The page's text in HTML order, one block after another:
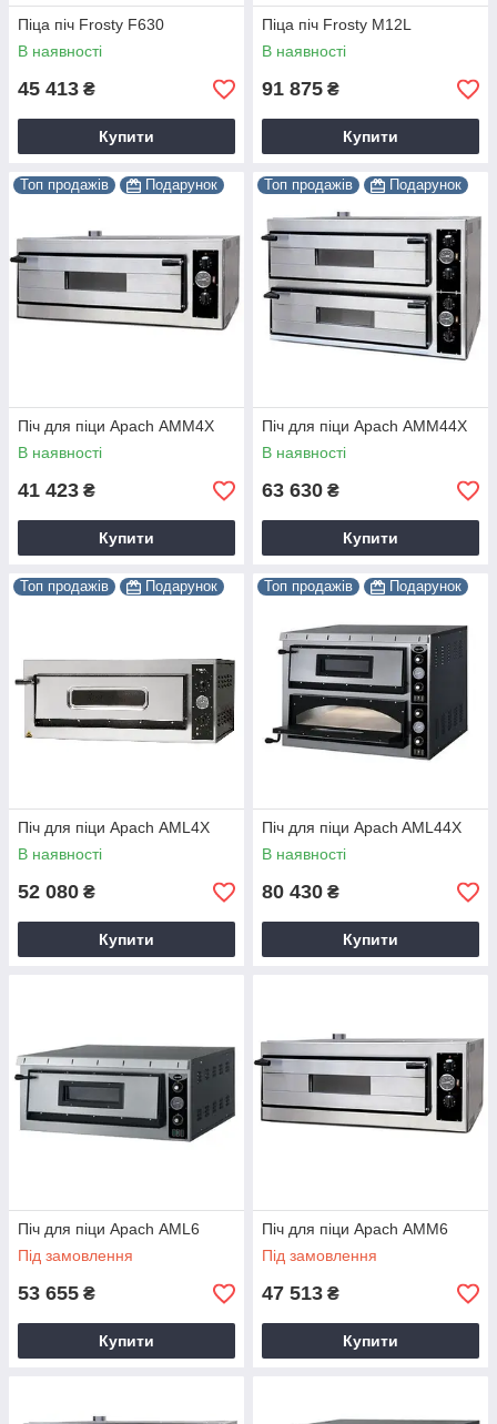
Піца піч Frosty F630
В наявності
45 413 ₴
Купити
Піца піч Frosty M12L
В наявності
91 875 ₴
Купити
Топ продажів Подарунок
Піч для піци Apach АMМ4Х
В наявності
41 423 ₴
Купити
Топ продажів Подарунок
Піч для піци Apach АMМ44X
В наявності
63 630 ₴
Купити
Топ продажів Подарунок
Піч для піци Apach АML4X
В наявності
52 080 ₴
Купити
Топ продажів Подарунок
Піч для піци Apach AML44X
В наявності
80 430 ₴
Купити
Піч для піци Apach АML6
Під замовлення
53 655 ₴
Купити
Піч для піци Apach АMМ6
Під замовлення
47 513 ₴
Купити